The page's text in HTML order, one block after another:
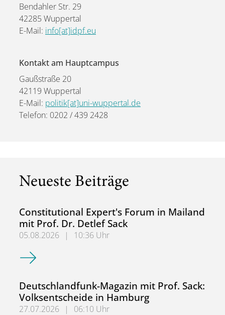
Bendahler Str. 29
42285 Wuppertal
E-Mail: info[at]idpf.eu
Kontakt am Hauptcampus
Gaußstraße 20
42119 Wuppertal
E-Mail: politik[at]uni-wuppertal.de
Telefon: 0202 / 439 2428
Neueste Beiträge
Constitutional Expert's Forum in Mailand
mit Prof. Dr. Detlef Sack
05.08.2026 |
10:36 Uhr
Constitutional Expert's Forum in Mailand mit Prof. Dr.
Deutschlandfunk-Magazin mit Prof. Sack:
Volksentscheide in Hamburg
27.07.2026 |
06:10 Uhr